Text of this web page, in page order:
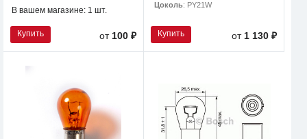
В вашем магазине: 1 шт.
Купить от 100 ₽
Цоколь: PY21W
Купить от 1 130 ₽